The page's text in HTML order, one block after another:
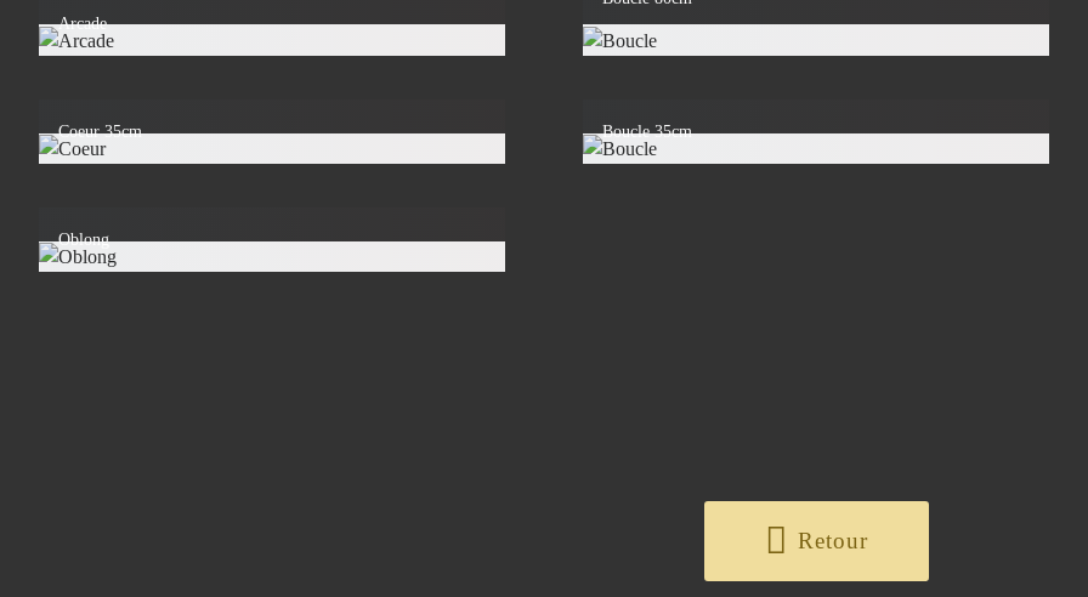
Arcade
Coeur 35cm Boucle 35cm
Oblong
Retour